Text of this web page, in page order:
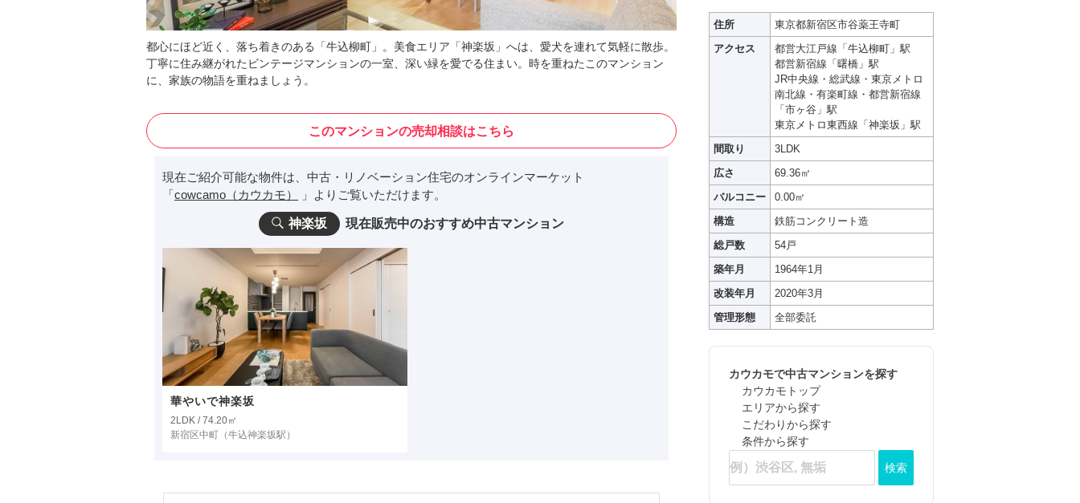
都心にほど近く、落ち着きのある「牛込柳町」。美食エリア「神楽坂」へは、愛犬を連れて気軽に散歩。
丁寧に住み継がれたビンテージマンションの一室、深い緑を愛でる住まい。時を重ねたこのマンション
に、家族の物語を重ねましょう。
このマンションの売却相談はこちら
現在ご紹介可能な物件は、中古・リノベーション住宅のオンラインマーケット
「cowcamo（カウカモ） 」よりご覧いただけます。
神楽坂 現在販売中のおすすめ中古マンション
華やいで神楽坂
2LDK / 74.20㎡
新宿区中町 （牛込神楽坂駅）
住所
東京都新宿区市谷薬王寺町
アクセス
都営大江戸線「牛込柳町」駅
都営新宿線「曙橋」駅
JR中央線・総武線・東京メトロ
南北線・有楽町線・都営新宿線
「市ヶ谷」駅
東京メトロ東西線「神楽坂」駅
間取り
3LDK
広さ
69.36㎡
バルコニー
0.00㎡
構造
鉄筋コンクリート造
総戸数
54戸
築年月
1964年1月
改装年月
2020年3月
管理形態
全部委託
カウカモで中古マンションを探す
カウカモトップ
エリアから探す
こだわりから探す
条件から探す
検索